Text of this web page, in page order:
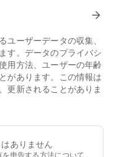
入りの賃貸を探したい
パートを「お気に入り」
ション、賃貸アパートを
きる賃貸物件検索アプ
件を指定してお気に入
条件をみて探すのではな
arrow_forward
ユーザーデータの収集、
す。データのプライバシ
用方法、ユーザーの年齢
があります。この情報は
更新されることがありま
ありません
申告する方法について